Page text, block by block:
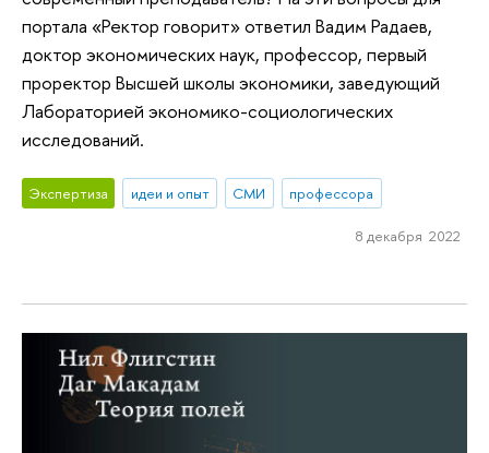
портала «Ректор говорит» ответил Вадим Радаев,
доктор экономических наук, профессор, первый
проректор Высшей школы экономики, заведующий
Лабораторией экономико-социологических
исследований.
Экспертиза идеи и опыт СМИ профессора
8 декабря 2022